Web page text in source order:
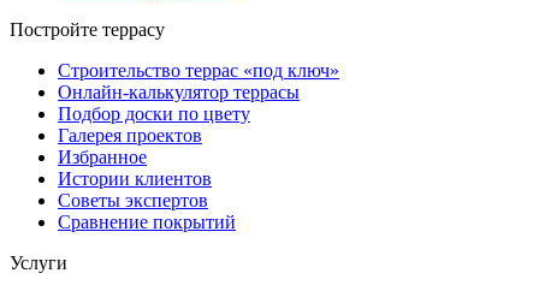
Постройте террасу
Строительство террас «под ключ»
Онлайн-калькулятор террасы
Подбор доски по цвету
Галерея проектов
Избранное
Истории клиентов
Советы экспертов
Сравнение покрытий
Услуги